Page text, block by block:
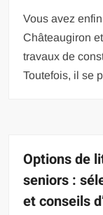
Vous avez
Châteaugiron
travaux de
Toutefois, il se
Options de
seniors :
et conseils